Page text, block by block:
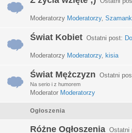
Moderatorzy Moderatorzy,
Świat Kobiet Ostatni post:
Moderatorzy Moderatorzy, kisia
Świat Mężczyzn Ostatni
Na serio i z humorem
Moderator Moderatorzy
Ogłoszenia
Różne Ogłoszenia Ostatni